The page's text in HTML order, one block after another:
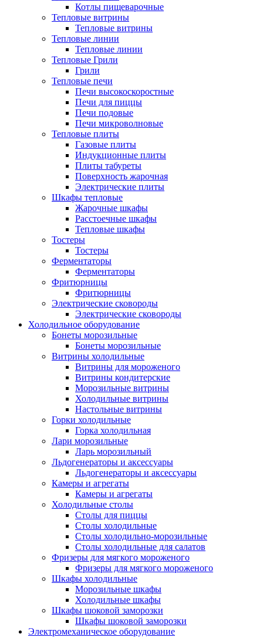
Котлы пищеварочные
Тепловые витрины
Тепловые витрины
Тепловые линии
Тепловые линии
Тепловые Грили
Грили
Тепловые печи
Печи высокоскоростные
Печи для пиццы
Печи подовые
Печи микроволновые
Тепловые плиты
Газовые плиты
Индукционные плиты
Плиты табуреты
Поверхность жарочная
Электрические плиты
Шкафы тепловые
Жарочные шкафы
Расстоечные шкафы
Тепловые шкафы
Тостеры
Тостеры
Ферментаторы
Ферментаторы
Фритюрницы
Фритюрницы
Электрические сковороды
Электрические сковороды
Холодильное оборудование
Бонеты морозильные
Бонеты морозильные
Витрины холодильные
Витрины для мороженого
Витрины кондитерские
Морозильные витрины
Холодильные витрины
Настольные витрины
Горки холодильные
Горка холодильная
Лари морозильные
Ларь морозильный
Льдогенераторы и аксессуары
Льдогенераторы и аксессуары
Камеры и агрегаты
Камеры и агрегаты
Холодильные столы
Столы для пиццы
Столы холодильные
Столы холодильно-морозильные
Столы холодильные для салатов
Фризеры для мягкого мороженого
Фризеры для мягкого мороженого
Шкафы холодильные
Mорозильные шкафы
Холодильные шкафы
Шкафы шоковой заморозки
Шкафы шоковой заморозки
Электромеханическое оборудование